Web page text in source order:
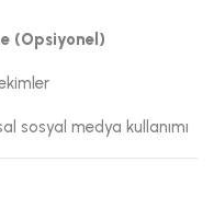
(Opsiyonel)
sosyal medya kullanımı